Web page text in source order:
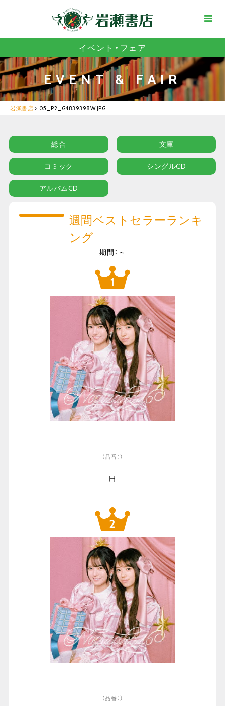
イベント・フェア
EVENT & FAIR
岩瀬書店 > 05_P2_G4839398W.JPG
総合 文庫
コミック シングルCD
アルバムCD
週間ベストセラーランキ
ング
期間：～
（品番：）
円
（品番：）